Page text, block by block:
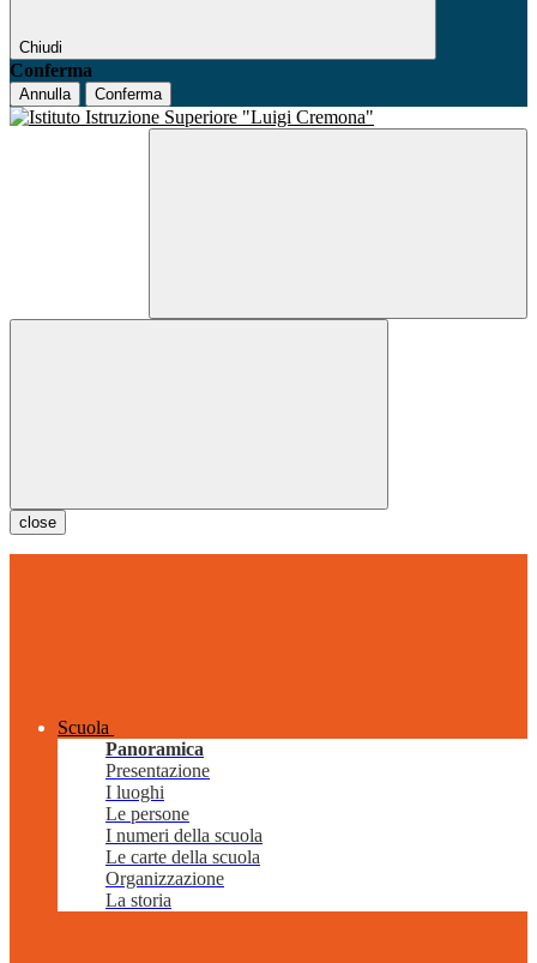
Chiudi
Conferma
Annulla Conferma
close
Scuola
Panoramica
Presentazione
I luoghi
Le persone
I numeri della scuola
Le carte della scuola
Organizzazione
La storia